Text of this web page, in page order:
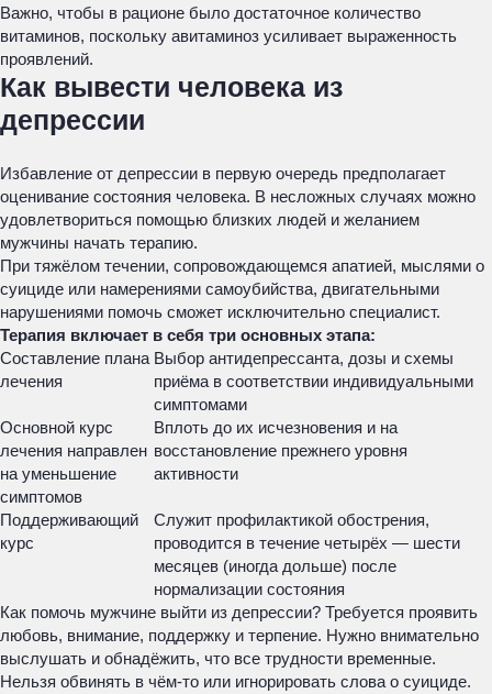
Важно, чтобы в рационе было достаточное количество
витаминов, поскольку авитаминоз усиливает выраженность
проявлений.
Как вывести человека из
депрессии
Избавление от депрессии в первую очередь предполагает
оценивание состояния человека. В несложных случаях можно
удовлетвориться помощью близких людей и желанием
мужчины начать терапию.
При тяжёлом течении, сопровождающемся апатией, мыслями о
суициде или намерениями самоубийства, двигательными
нарушениями помочь сможет исключительно специалист.
Терапия включает в себя три основных этапа:
Составление плана
лечения
Выбор антидепрессанта, дозы и схемы
приёма в соответствии индивидуальными
симптомами
Основной курс
лечения направлен
на уменьшение
симптомов
Вплоть до их исчезновения и на
восстановление прежнего уровня
активности
Поддерживающий
курс
Служит профилактикой обострения,
проводится в течение четырёх — шести
месяцев (иногда дольше) после
нормализации состояния
Как помочь мужчине выйти из депрессии? Требуется проявить
любовь, внимание, поддержку и терпение. Нужно внимательно
выслушать и обнадёжить, что все трудности временные.
Нельзя обвинять в чём-то или игнорировать слова о суициде.